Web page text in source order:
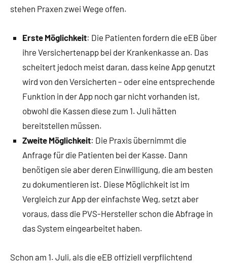
stehen Praxen zwei Wege offen.
Erste Möglichkeit: Die Patienten fordern die eEB über
ihre Versichertenapp bei der Krankenkasse an. Das
scheitert jedoch meist daran, dass keine App genutzt
wird von den Versicherten – oder eine entsprechende
Funktion in der App noch gar nicht vorhanden ist,
obwohl die Kassen diese zum 1. Juli hätten
bereitstellen müssen.
Zweite Möglichkeit: Die Praxis übernimmt die
Anfrage für die Patienten bei der Kasse. Dann
benötigen sie aber deren Einwilligung, die am besten
zu dokumentieren ist. Diese Möglichkeit ist im
Vergleich zur App der einfachste Weg, setzt aber
voraus, dass die PVS-Hersteller schon die Abfrage in
das System eingearbeitet haben.
Schon am 1. Juli, als die eEB offiziell verpflichtend